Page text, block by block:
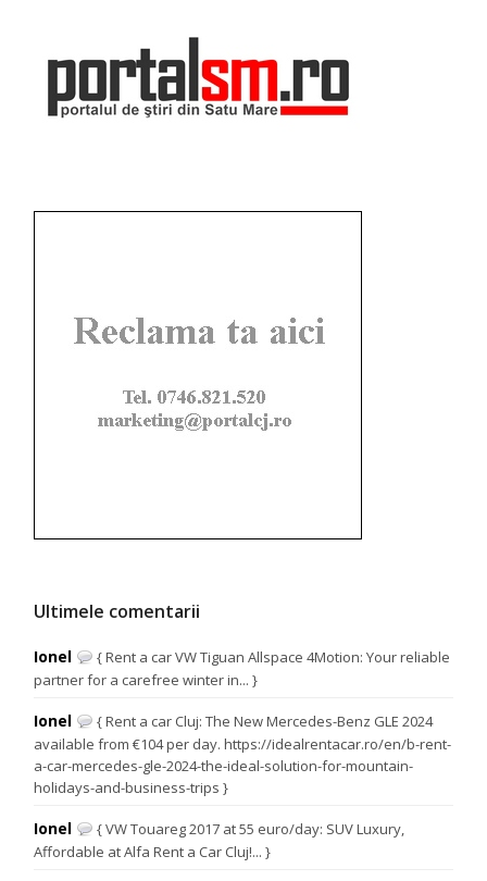
Ultimele comentarii
Ionel
{ Rent a car VW Tiguan Allspace 4Motion: Your reliable
partner for a carefree winter in... }
Ionel
{ Rent a car Cluj: The New Mercedes-Benz GLE 2024
available from €104 per day. https://idealrentacar.ro/en/b-rent-
a-car-mercedes-gle-2024-the-ideal-solution-for-mountain-
holidays-and-business-trips }
Ionel
{ VW Touareg 2017 at 55 euro/day: SUV Luxury,
Affordable at Alfa Rent a Car Cluj!... }